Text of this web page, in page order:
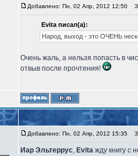
Добавлено: Пн, 02 Апр, 2012 12:50
Evita писал(а):
Народ, выход - это ОЧЕНЬ
Очень жаль, а нельзя попасть в
отвыв после прочтения!
Добавлено: Пн, 02 Апр, 2012 15:35
Иар Эльтеррус, Evita жду книгу с